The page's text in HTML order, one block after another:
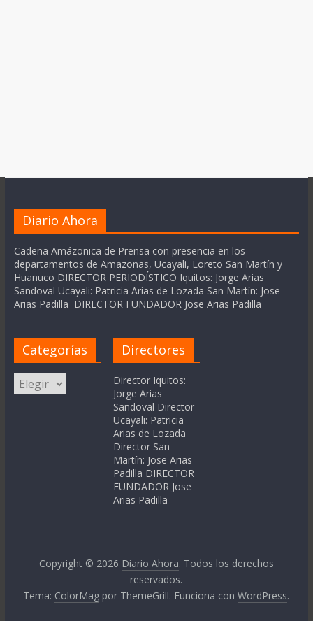
Diario Ahora
Cadena Amázonica de Prensa con presencia en los
departamentos de Amazonas, Ucayali, Loreto San Martín y
Huanuco DIRECTOR PERIODÍSTICO Iquitos: Jorge Arias
Sandoval Ucayali: Patricia Arias de Lozada San Martín: Jose
Arias Padilla DIRECTOR FUNDADOR Jose Arias Padilla
Categorías
Categorías
Directores
Director Iquitos:
Jorge Arias
Sandoval Director
Ucayali: Patricia
Arias de Lozada
Director San
Martín: Jose Arias
Padilla DIRECTOR
FUNDADOR Jose
Arias Padilla
Copyright © 2026 Diario Ahora. Todos los derechos
reservados.
Tema: ColorMag por ThemeGrill. Funciona conWordPress.